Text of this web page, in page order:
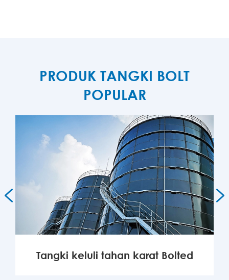
PRODUK TANGKI BOLT
POPULAR
Tangki keluli tahan karat Bolted
 